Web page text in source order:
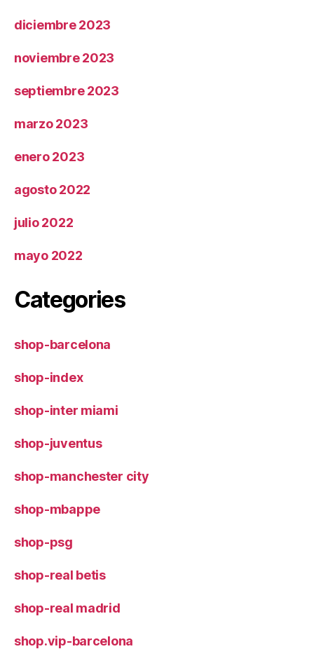
diciembre 2023
noviembre 2023
septiembre 2023
marzo 2023
enero 2023
agosto 2022
julio 2022
mayo 2022
Categories
shop-barcelona
shop-index
shop-inter miami
shop-juventus
shop-manchester city
shop-mbappe
shop-psg
shop-real betis
shop-real madrid
shop.vip-barcelona